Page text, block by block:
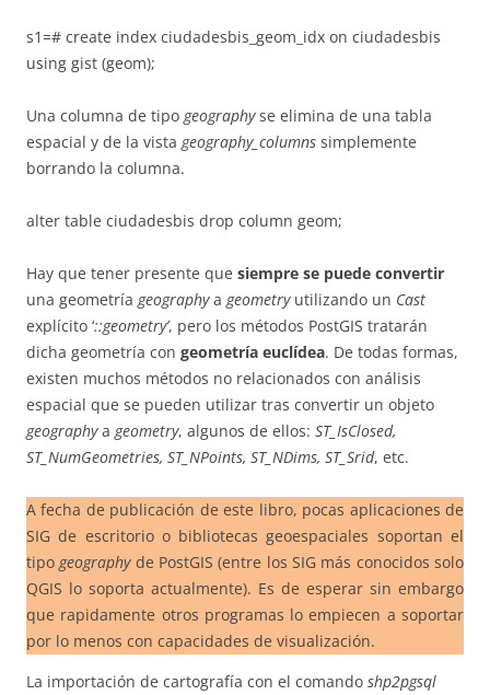
s1=# create index ciudadesbis_geom_idx on ciudadesbis
using gist (geom);
Una columna de tipo geographyse elimina de una tabla
espacial y de la vista geography_columns simplemente
borrando la columna.
alter table ciudadesbis drop column geom;
Hay que tener presente que siempre se puede convertir
una geometría geographya geometryutilizando un Cast
explícito ‘::geometry’, pero los métodos PostGIS tratarán
dicha geometría con geometría euclídea. De todas formas,
existen muchos métodos no relacionados con análisis
espacial que se pueden utilizar tras convertir un objeto
geographya geometry, algunos de ellos: ST_IsClosed,
ST_NumGeometries, ST_NPoints, ST_NDims, ST_Srid, etc.
A fecha de publicación de este libro, pocas aplicaciones de
SIG de escritorio o bibliotecas geoespaciales soportan el
tipogeographyde PostGIS (entre los SIG más conocidos solo
QGIS lo soporta actualmente). Es de esperar sin embargo
que rapidamente otros programas lo empiecen a soportar
por lo menos con capacidades de visualización.
La importación de cartografía con el comando shp2pgsql